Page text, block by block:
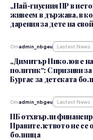
„Най-гнусния ПР в
живеем в държава, в
дарения за дете на
Отadmin_nbgeu Lastest News
„Димитър Николов е
политик“: С призиви
Бургас за детската
Отadmin_nbgeu Lastest News
ПБ отхвърли
Правителството не се
болница